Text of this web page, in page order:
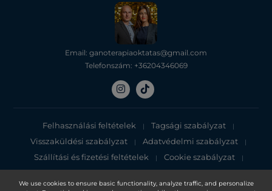
We use cookies to ensure basic functionality, analyze traffic, and personalize
Email: ganoterapiaoktatas@gmail.com
Telefonszám: +36204346069
Felhasználási feltételek | Tagsági szabályzat |
Visszaküldési szabályzat | Adatvédelmi szabályzat |
Szállítási és fizetési feltételek | Cookie szabályzat |
Adatvédelmi tájékoztató